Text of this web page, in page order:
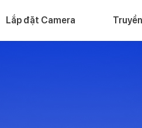
Lắp đặt Camera